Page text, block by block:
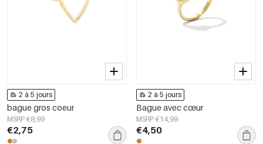
2 à 5 jours
bague gros coeur
MSRP €8,99
€2,75
2 à 5 jours
Bague avec cœur
MSRP €14,99
€4,50